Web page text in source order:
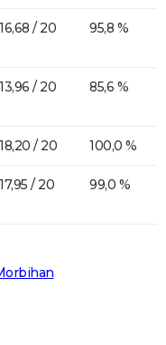
16,68 / 20 95,8 %
13,96 / 20 85,6 %
18,20 / 20 100,0 %
17,95 / 20 99,0 %